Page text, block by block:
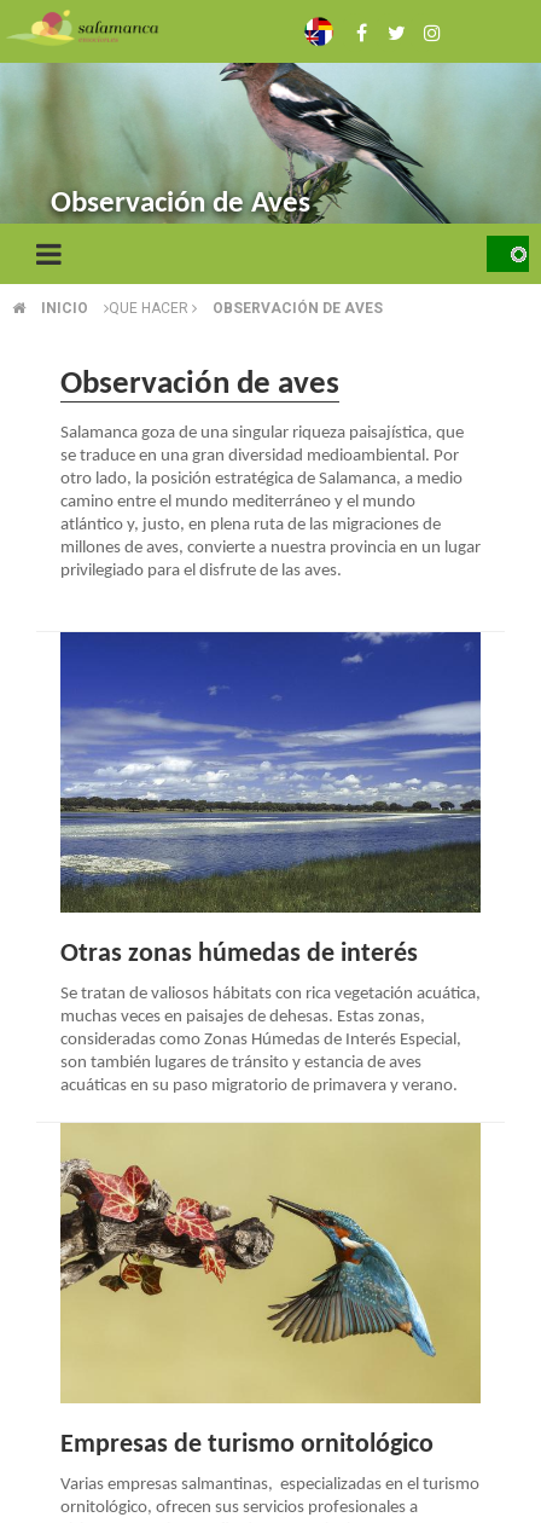
Pasar
al
principal
Observación de Aves
SOBRESCRIBIR
ENLACES
AYUDA
NAVEGACIÓN
INICIO QUE HACER OBSERVACIÓN DE AVES
Observación de aves
Salamanca goza de una singular riqueza paisajística, que
se traduce en una gran diversidad medioambiental. Por
otro lado, la posición estratégica de Salamanca, a medio
camino entre el mundo mediterráneo y el mundo
atlántico y, justo, en plena ruta de las migraciones de
millones de aves, convierte a nuestra provincia en un lugar
privilegiado para el disfrute de las aves.
Otras zonas húmedas de interés
Se tratan de valiosos hábitats con rica vegetación acuática,
muchas veces en paisajes de dehesas. Estas zonas,
consideradas como Zonas Húmedas de Interés Especial,
son también lugares de tránsito y estancia de aves
acuáticas en su paso migratorio de primavera y verano.
Empresas de turismo ornitológico
Varias empresas salmantinas, especializadas en el turismo
ornitológico, ofrecen sus servicios profesionales a